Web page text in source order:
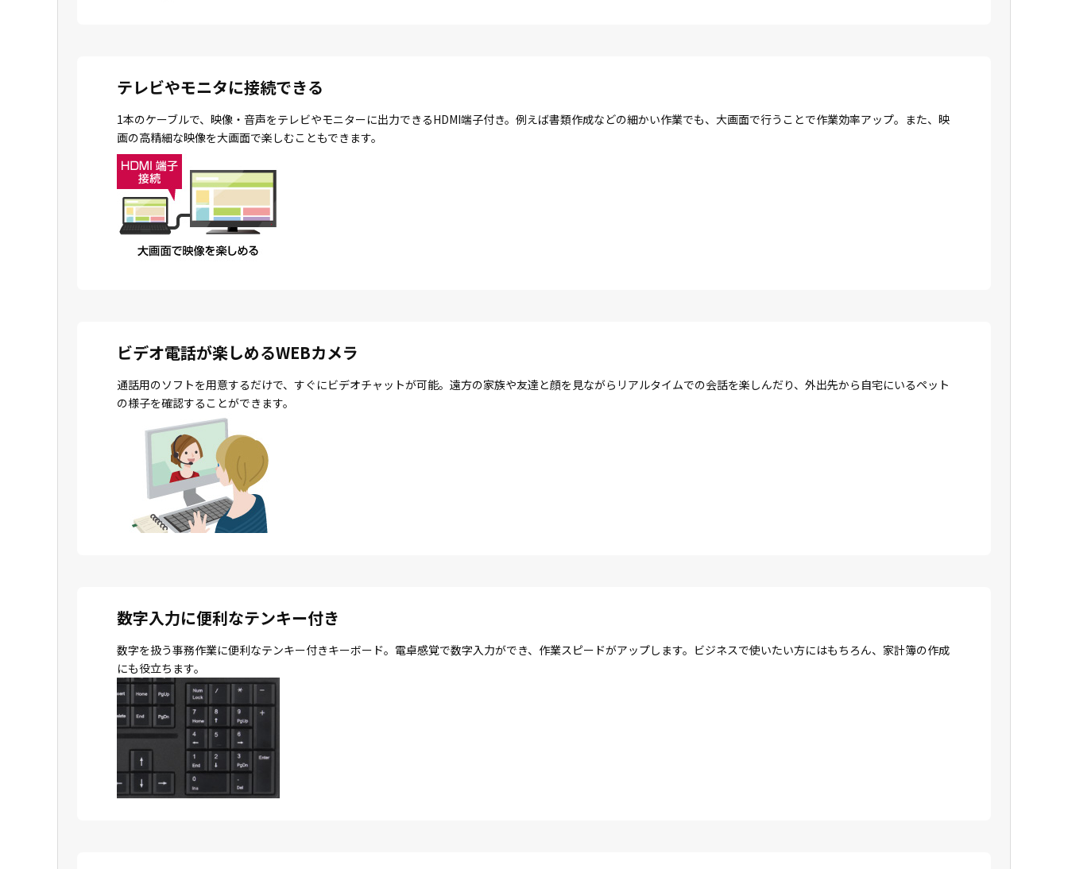
テレビやモニタに接続できる
1本のケーブルで、映像・音声をテレビやモニターに出力できるHDMI端子付き。例えば書類作成などの細かい作業でも、大画面で行うことで作業効率アップ。また、映
画の高精細な映像を大画面で楽しむこともできます。
ビデオ電話が楽しめるWEBカメラ
通話用のソフトを用意するだけで、すぐにビデオチャットが可能。遠方の家族や友達と顔を見ながらリアルタイムでの会話を楽しんだり、外出先から自宅にいるペット
の様子を確認することができます。
数字入力に便利なテンキー付き
数字を扱う事務作業に便利なテンキー付きキーボード。電卓感覚で数字入力ができ、作業スピードがアップします。ビジネスで使いたい方にはもちろん、家計簿の作成
にも役立ちます。